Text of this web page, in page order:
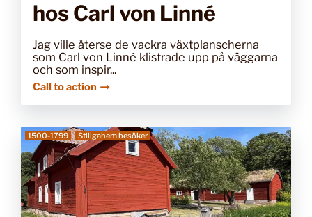
hos Carl von Linné
Jag ville återse de vackra växtplanscherna
som Carl von Linné klistrade upp på väggarna
och som inspir...
Call to action
1500-1799 Stiligahem besöker